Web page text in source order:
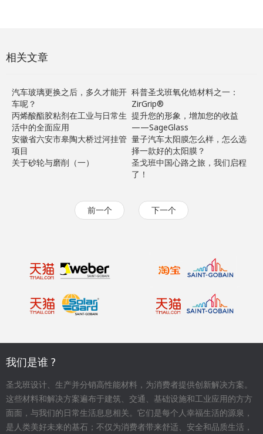
相关文章
汽车玻璃更换之后，多久才能开
车呢？
丙烯酸酯胶粘剂在工业与日常生
活中的全面应用
安徽省六安市皋陶大桥过河挂管
项目
关于砂轮与磨削（一）
科普圣戈班氧化锆材料之一：
ZirGrip®
提升您的形象，增加您的收益
——SageGlass
量子汽车太阳膜怎么样，怎么选
择一款好的太阳膜？
圣戈班中国心路之旅，我们启程
了！
前一个 下一个
我们是谁 ?
圣戈班设计、生产并分销高性能材料，为消费者提供创新解决方案。
这些材料和解决方案遍布于建筑、交通、基础设施和工业应用的方方
面面，与我们的日常生活息息相关。它们是每个人幸福生活的源泉，
是人类美好未来的基石；不仅为消费者带来舒适、安全和品质生活，